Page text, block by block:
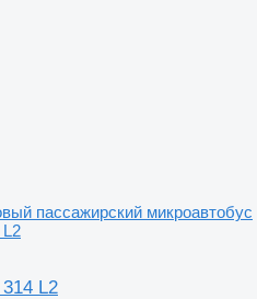
пассажирский микроавтобус
L2